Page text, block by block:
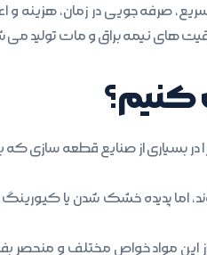
صرفه جویی در زمان، هزینه و
های نیمه براق و مات تولید
کنیم؟
را در بسیاری از صنایع قطعه
اما پدیده خشک شدن یا
این مواد خواص مختلف و منحصر